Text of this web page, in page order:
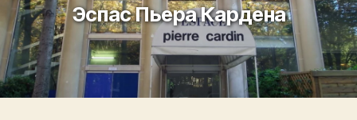
Эспас Пьера Кардена